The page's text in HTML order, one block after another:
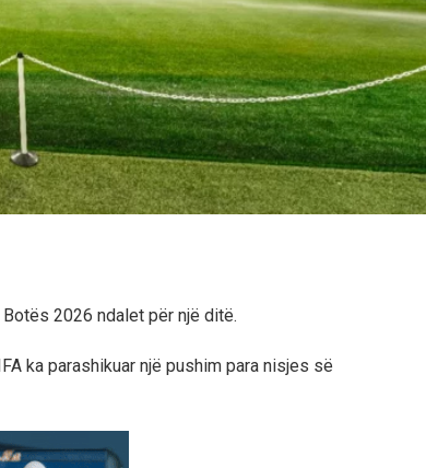
2026 ndalet për një ditë.
ka parashikuar një pushim para nisjes së